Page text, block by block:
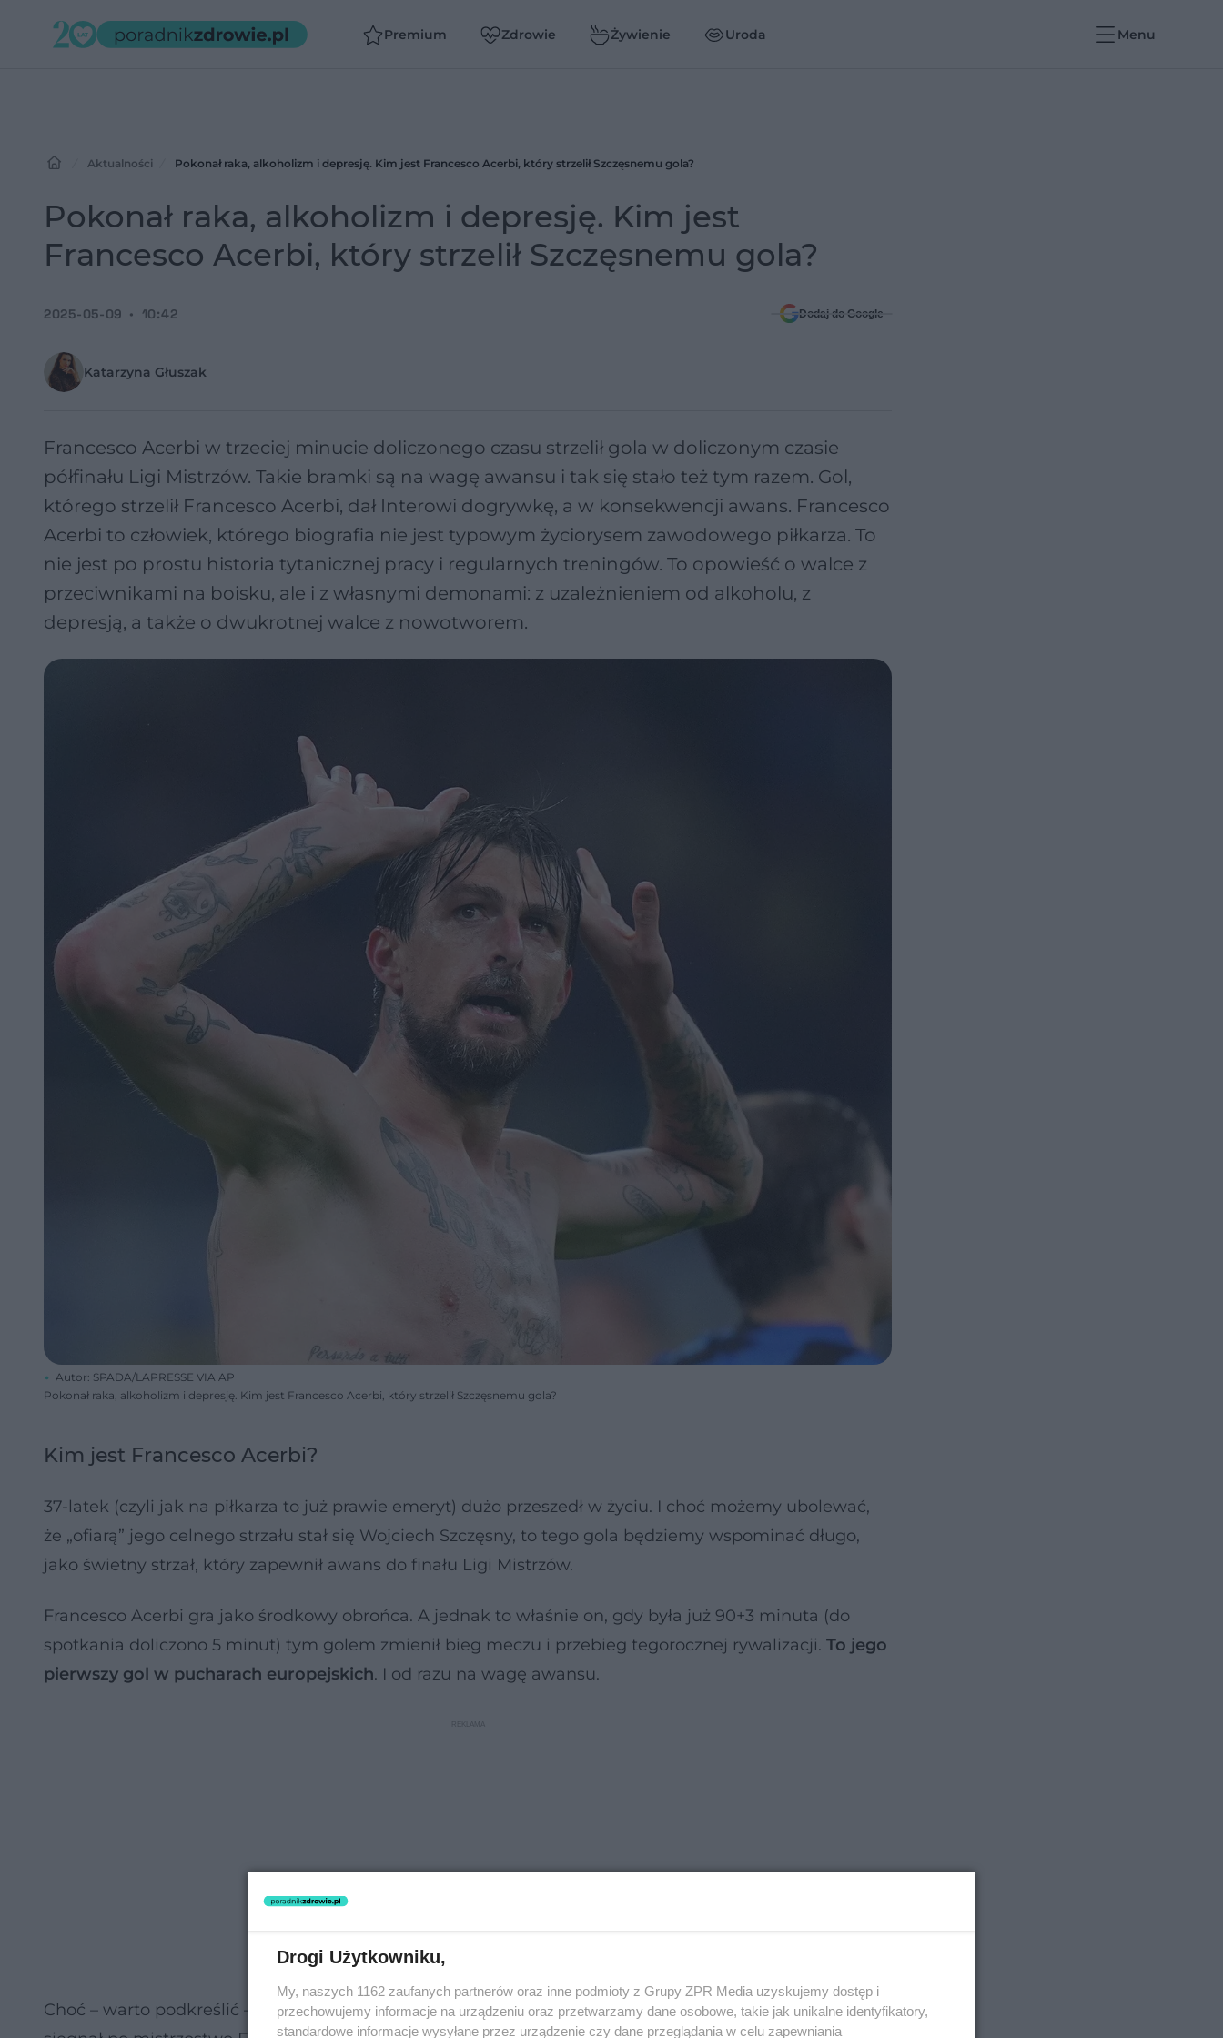
Premium Zdrowie Żywienie Uroda Menu
Aktualności Pokonał raka, alkoholizm i depresję. Kim jest Francesco Acerbi, który strzelił Szczęsnemu gola?
Pokonał raka, alkoholizm i depresję. Kim jest
Francesco Acerbi, który strzelił Szczęsnemu gola?
Katarzyna Głuszak
2025-05-09 10:42 Dodaj do Google
Francesco Acerbi w trzeciej minucie doliczonego czasu strzelił gola w doliczonym czasie
półfinału Ligi Mistrzów. Takie bramki są na wagę awansu i tak się stało też tym razem. Gol,
którego strzelił Francesco Acerbi, dał Interowi dogrywkę, a w konsekwencji awans. Francesco
Acerbi to człowiek, którego biografia nie jest typowym życiorysem zawodowego piłkarza. To
nie jest po prostu historia tytanicznej pracy i regularnych treningów. To opowieść o walce z
przeciwnikami na boisku, ale i z własnymi demonami: z uzależnieniem od alkoholu, z
depresją, a także o dwukrotnej walce z nowotworem.
Autor: SPADA/LAPRESSE VIA AP
Pokonał raka, alkoholizm i depresję. Kim jest Francesco Acerbi, który strzelił Szczęsnemu gola?
Kim jest Francesco Acerbi?
37-latek (czyli jak na piłkarza to już prawie emeryt) dużo przeszedł w życiu. I choć możemy ubolewać,
że „ofiarą” jego celnego strzału stał się Wojciech Szczęsny, to tego gola będziemy wspominać długo,
jako świetny strzał, który zapewnił awans do finału Ligi Mistrzów.
Francesco Acerbi gra jako środkowy obrońca. A jednak to właśnie on, gdy była już 90+3 minuta (do
spotkania doliczono 5 minut) tym golem zmienił bieg meczu i przebieg tegorocznej rywalizacji. To jego
pierwszy gol w pucharach europejskich. I od razu na wagę awansu.
Choć – warto podkreślić – Acerbi ma na koncie też grę w narodowej drużynie włoskiej, z którą w 2021
Drogi Użytkowniku,
My, naszych 1162 zaufanych partnerów oraz inne podmioty z Grupy ZPR Media uzyskujemy dostęp i
przechowujemy informacje na urządzeniu oraz przetwarzamy dane osobowe, takie jak unikalne identyfikatory,
standardowe informacje wysyłane przez urządzenie czy dane przeglądania w celu zapewniania